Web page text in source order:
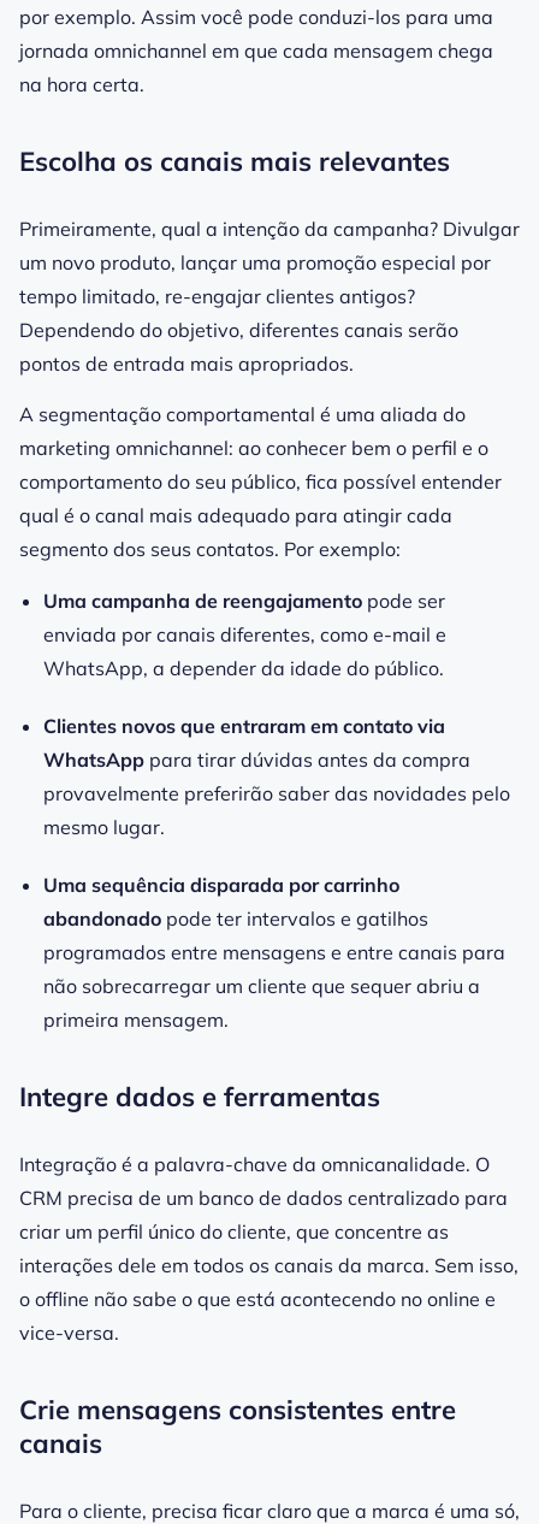
por exemplo. Assim você pode conduzi-los para uma
jornada omnichannel em que cada mensagem chega
na hora certa.
Escolha os canais mais relevantes
Primeiramente, qual a intenção da campanha? Divulgar
um novo produto, lançar uma promoção especial por
tempo limitado, re-engajar clientes antigos?
Dependendo do objetivo, diferentes canais serão
pontos de entrada mais apropriados.
A segmentação comportamental é uma aliada do
marketing omnichannel: ao conhecer bem o perfil e o
comportamento do seu público, fica possível entender
qual é o canal mais adequado para atingir cada
segmento dos seus contatos. Por exemplo:
Uma campanha de reengajamento pode ser
enviada por canais diferentes, como e-mail e
WhatsApp, a depender da idade do público.
Clientes novos que entraram em contato via
WhatsApp para tirar dúvidas antes da compra
provavelmente preferirão saber das novidades pelo
mesmo lugar.
Uma sequência disparada por carrinho
abandonado pode ter intervalos e gatilhos
programados entre mensagens e entre canais para
não sobrecarregar um cliente que sequer abriu a
primeira mensagem.
Integre dados e ferramentas
Integração é a palavra-chave da omnicanalidade. O
CRM precisa de um banco de dados centralizado para
criar um perfil único do cliente, que concentre as
interações dele em todos os canais da marca. Sem isso,
o offline não sabe o que está acontecendo no online e
vice-versa.
Crie mensagens consistentes entre
canais
Para o cliente, precisa ficar claro que a marca é uma só,